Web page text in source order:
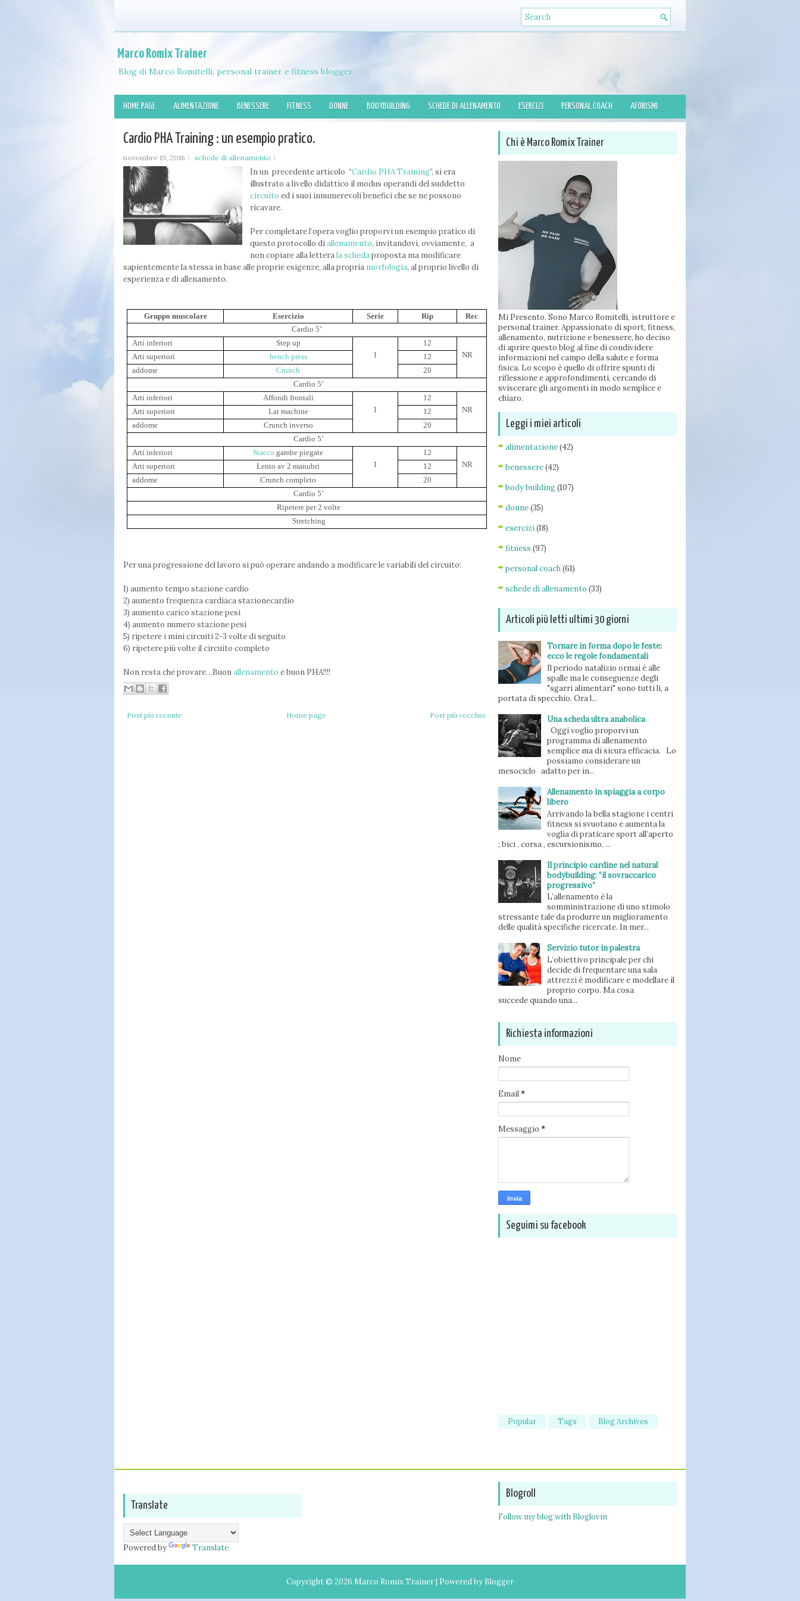
Marco Romix Trainer
Blog di Marco Romitelli, personal trainer e fitness blogger
HOME PAGE ALIMENTAZIONE BENESSERE FITNESS DONNE BODYBUILDING SCHEDE DI ALLENAMENTO ESERCIZI PERSONAL COACH AFORISMI
Cardio PHA Training : un esempio pratico.
novembre 19, 2016 schede di allenamento
In un precedente articolo “Cardio PHA Training”, si era
illustrato a livello didattico il modus operandi del suddetto
circuito ed i suoi innumerevoli benefici che se ne possono
ricavare.
Per completare l’opera voglio proporvi un esempio pratico di
questo protocollo diallenamento, invitandovi, ovviamente, a
non copiare alla letterala schedaproposta ma modificare
sapientemente la stessa in base alle proprie esigenze, alla propria morfologia, al proprio livello di
esperienza e di allenamento.
Gruppo muscolare Esercizio Serie Rip
Rec
Cardio5’
Arti inferiori
Step up
1
12
NR
Arti superiori bench press
12
addome
Crunch
20
Cardio5’
Arti inferiori
Affondi frontali
1
12
NR
Arti superiori Lat machine
12
addome
Crunch inverso
20
Cardio5’
Arti inferiori
Staccogambe piegate
1
12
NR
Arti superiori Lento av 2 manubri
12
addome
Crunch completo
20
Cardio5’
Ripetere per 2 volte
Stretching
Per una progressione del lavoro si può operare andando a modificare le variabili del circuito:
1) aumento tempo stazione cardio
2) aumento frequenza cardiaca stazionecardio
3) aumento carico stazione pesi
4) aumento numero stazione pesi
5) ripetere i mini circuiti 2-3 volte di seguito
6) ripetere più volte il circuito completo
Non resta che provare…Buonallenamento e buon PHA!!!!
Post più recente Post più vecchio
Home page
Chi è Marco Romix Trainer
Mi Presento. Sono Marco Romitelli, istruttore e
personal trainer. Appassionato di sport, fitness,
allenamento, nutrizione e benessere, ho deciso
di aprire questo blog al fine di condividere
informazioni nel campo della salute e forma
fisica. Lo scopo è quello di offrire spunti di
riflessione e approfondimenti, cercando di
sviscerare gli argomenti in modo semplice e
chiaro.
Leggi i miei articoli
alimentazione(42)
benessere(42)
body building(107)
donne(35)
esercizi(18)
fitness (97)
personal coach(61)
schede di allenamento (33)
Articoli più letti ultimi 30 giorni
Tornare in forma dopo le feste:
ecco le regole fondamentali
Il periodo natalizio ormai è alle
spalle ma le conseguenze degli
"sgarri alimentari" sono tutti li, a
portata di specchio. Ora l...
Una scheda ultra anabolica
Oggi voglio proporvi un
programma di allenamento
semplice ma di sicura efficacia. Lo
possiamo considerare un
mesociclo adatto per in...
Allenamento in spiaggia a corpo
libero
Arrivando la bella stagione i centri
fitness si svuotano e aumenta la
voglia di praticare sport all’aperto
; bici , corsa , escursionismo, ...
Il principio cardine nel natural
bodybuilding: “il sovraccarico
progressivo”
L’allenamento è la
somministrazione di uno stimolo
stressante tale da produrre un miglioramento
delle qualità specifiche ricercate. In mer...
Servizio tutor in palestra
L’obiettivo principale per chi
decide di frequentare una sala
attrezzi è modificare e modellare il
proprio corpo. Ma cosa
succede quando una...
Richiesta informazioni
Nome
Email*
Messaggio *
Seguimi su facebook
Popular Tags Blog Archives
Translate
Powered by Translate
Blogroll
Follow my blog with Bloglovin
Copyright © 2026 Marco Romix Trainer| Powered by Blogger